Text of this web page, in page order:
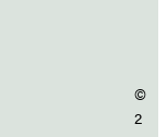
©
2